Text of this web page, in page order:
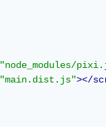
"node_modules/
"main.dist.js"></